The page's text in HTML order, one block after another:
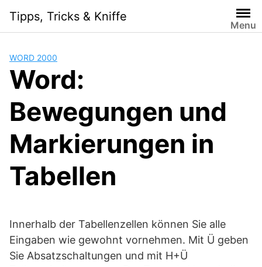
content
Tipps, Tricks & Kniffe
Menu
WORD 2000
Word:
Bewegungen und
Markierungen in
Tabellen
Innerhalb der Tabellenzellen können Sie alle
Eingaben wie gewohnt vornehmen. Mit Ü geben
Sie Absatzschaltungen und mit H+Ü